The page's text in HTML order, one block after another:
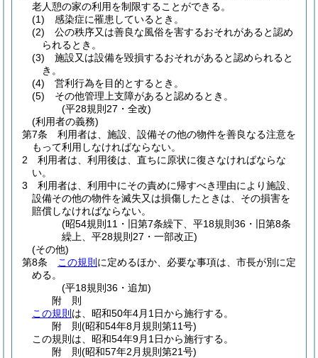
老人憩の家の利用を制限することができる。
(1)
感染症に罹患しているとき。
(2)
公の秩序又は善良な風俗を害するおそれがあると認め
られるとき。
(3)
施設又は設備を毀損するおそれがあると認められると
き。
(4)
営利行為を目的とするとき。
(5)
その他管理上支障があると認めるとき。
(平28規則27・全改)
(利用者の義務)
第7条
利用者は、施設、設備その他の物件を善良なる注意を
もって利用しなければならない。
2
利用者は、利用後は、直ちに原状に復さなければならな
い。
3
利用者は、利用中にその責めに帰すべき理由により施設、
設備その他の物件を滅失又は損傷したときは、その損害を
賠償しなければならない。
(昭54規則11・旧第7条繰下、平18規則36・旧第8条
繰上、平28規則27・一部改正)
(その他)
第8条
この規則 に定めるほか、必要な事項は、市長が別に定
める。
(平18規則36・追加)
附 則
この規則 は、昭和50年4月1日から施行する。
附 則(昭和54年8月規則第11号)
この規則は、昭和54年9月1日から施行する。
附 則(昭和57年2月規則第21号)